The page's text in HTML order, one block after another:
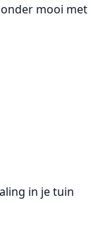
mooi met
in je tuin